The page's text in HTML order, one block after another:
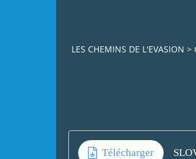
LES CHEMINS DE L'EVASION >
Télécharger